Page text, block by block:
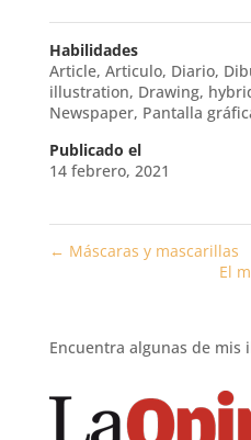
Habilidades
Article, Articulo, Diario,
illustration, Drawing,
Newspaper, Pantalla
Publicado el
14 febrero, 2021
← Máscaras y mascarillas
El
Encuentra algunas de mis